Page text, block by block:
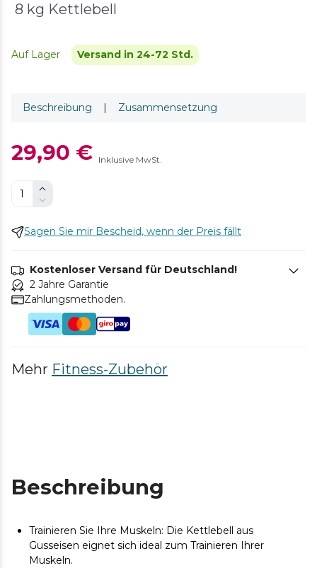
8 kg Kettlebell
Auf Lager Versand in 24-72 Std.
Beschreibung | Zusammensetzung
29,90 € Inklusive MwSt.
Sagen Sie mir Bescheid, wenn der Preis fällt
Kostenloser Versand für Deutschland!
2 Jahre Garantie
Zahlungsmethoden.
Mehr Fitness-Zubehör
Beschreibung
Trainieren Sie Ihre Muskeln: Die Kettlebell aus
Gusseisen eignet sich ideal zum Trainieren Ihrer
Muskeln.